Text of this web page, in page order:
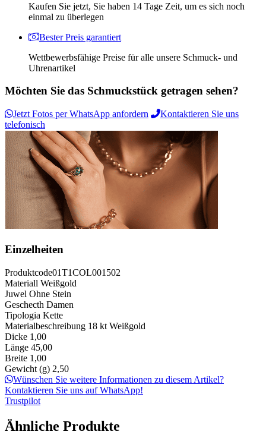
Kaufen Sie jetzt, Sie haben 14 Tage Zeit, um es sich noch
einmal zu überlegen
Bester Preis garantiert
Wettbewerbsfähige Preise für alle unsere Schmuck- und
Uhrenartikel
Möchten Sie das Schmuckstück getragen sehen?
Jetzt Fotos per WhatsApp anfordern
Kontaktieren Sie uns
telefonisch
Einzelheiten
Produktcode01T1COL001502
Materiall Weißgold
Juwel Ohne Stein
Geschecth Damen
Tipologia Kette
Materialbeschreibung 18 kt Weißgold
Dicke 1,00
Länge 45,00
Breite 1,00
Gewicht (g) 2,50
Wünschen Sie weitere Informationen zu diesem Artikel?
Kontaktieren Sie uns auf WhatsApp!
Trustpilot
Ähnliche Produkte